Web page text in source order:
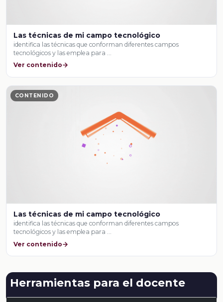
Las técnicas de mi campo tecnológico
identifica las técnicas que conforman diferentes campos
tecnológicos y las emplea para …
Ver contenido
CONTENIDO
Las técnicas de mi campo tecnológico
identifica las técnicas que conforman diferentes campos
tecnológicos y las emplea para …
Ver contenido
Herramientas para el docente